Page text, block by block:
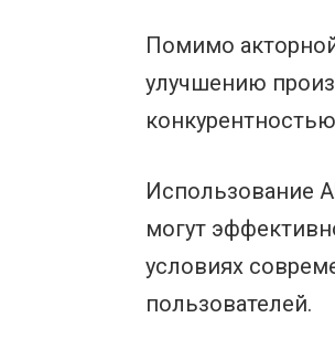
Помимо
улучшению
Использование
могут
условиях
пользователей.